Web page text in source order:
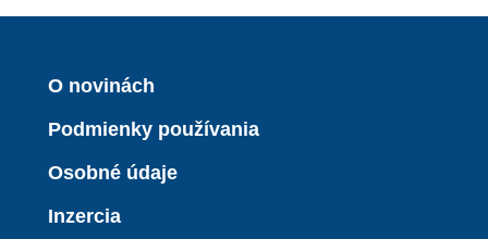
O novinách
Podmienky používania
Osobné údaje
Inzercia